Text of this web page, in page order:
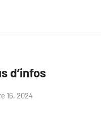
d’infos
16, 2024